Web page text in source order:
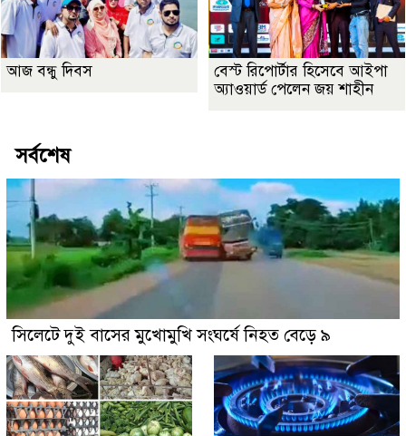
আজ বন্ধু দিবস
বেস্ট রিপোর্টার হিসেবে আইপা
অ্যাওয়ার্ড পেলেন জয় শাহীন
সর্বশেষ
সিলেটে দুই বাসের মুখোমুখি সংঘর্ষে নিহত বেড়ে ৯